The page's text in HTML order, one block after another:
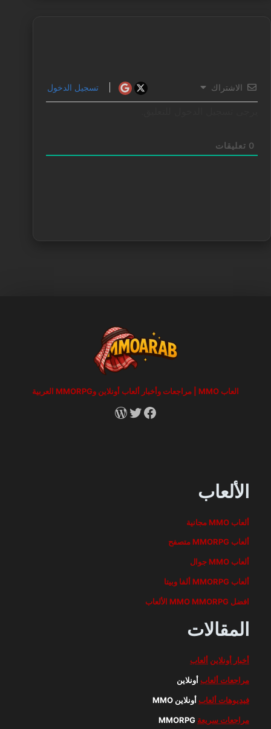
الاشتراك تسجيل الدخول
0 تعليقات
العاب MMO | مراجعات وأخبار ألعاب أونلاين وMMORPG العربية
Facebook
X
RSS
الألعاب
ألعاب MMO مجانية
ألعاب MMORPG متصفح
ألعاب MMO جوال
ألعاب MMORPG ألفا وبيتا
افضل MMO MMORPG الألعاب
المقالات
أخبار أونلاين ألعاب
مراجعات ألعاب أونلاين
فيديوهات ألعاب أونلاين MMO
مراجعات سريعة